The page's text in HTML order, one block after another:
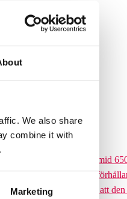
We also share
combine it with
Marketing
650. Läs mer...
höga Climbing pyramid
upp en
till ett yteffektivt val är att